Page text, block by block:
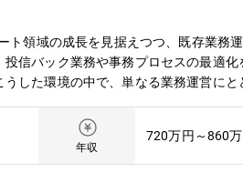
領域の成長を見据えつつ、既存業務
信バック業務や事務プロセスの最適
した環境の中で、単なる業務運営に
の業務を安定的に運営することで、
盤を構築し、持続可能な業務運営モ
業務内容資産運用業務における既存
年収
720万円～860